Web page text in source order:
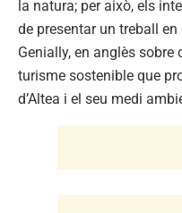
la natura; per això, els
de presentar un treball
Genially, en anglès
turisme sostenible que
d’Altea i el seu medi